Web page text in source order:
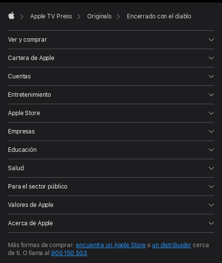
Footer

Apple TV Press Originals Encerrado con el diablo
Ver y comprar
Cartera de Apple
Cuentas
Entretenimiento
Apple Store
Empresas
Educación
Salud
Para el sector público
Valores de Apple
Acerca de Apple
Más formas de comprar:encuentra un Apple Store oun distribuidor cerca
de ti.O llama al 900 150 503